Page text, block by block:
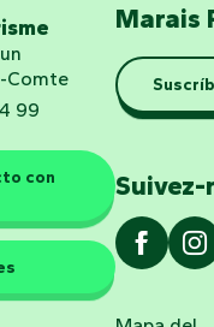
Comte
99
con
Marais
Suivez-